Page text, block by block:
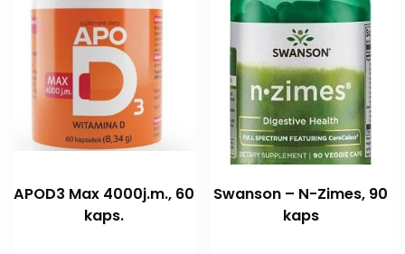
APOD3 Max 4000j.m., 60
kaps.
Swanson – N-Zimes, 90
kaps